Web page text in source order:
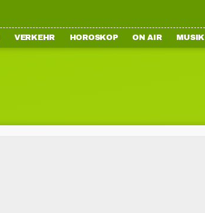
VERKEHR HOROSKOP ON AIR MUSIK